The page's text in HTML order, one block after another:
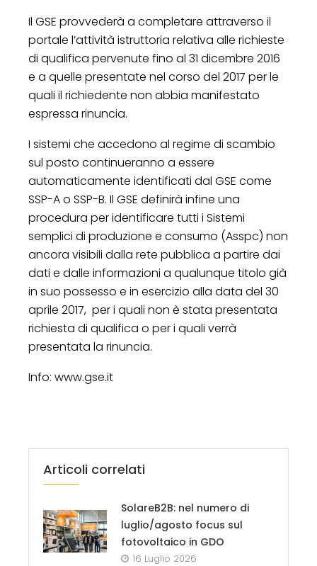
Il GSE provvederà a completare attraverso il
portale l’attività istruttoria relativa alle richieste
di qualifica pervenute fino al 31 dicembre 2016
e a quelle presentate nel corso del 2017 per le
quali il richiedente non abbia manifestato
espressa rinuncia.
I sistemi che accedono al regime di scambio
sul posto continueranno a essere
automaticamente identificati dal GSE come
SSP-A o SSP-B. Il GSE definirà infine una
procedura per identificare tutti i Sistemi
semplici di produzione e consumo (Asspc) non
ancora visibili dalla rete pubblica a partire dai
dati e dalle informazioni a qualunque titolo già
in suo possesso e in esercizio alla data del 30
aprile 2017, per i quali non è stata presentata
richiesta di qualifica o per i quali verrà
presentata la rinuncia.
Info: www.gse.it
Articoli correlati
SolareB2B: nel numero di
luglio/agosto focus sul
fotovoltaico in GDO
16 Luglio 2026